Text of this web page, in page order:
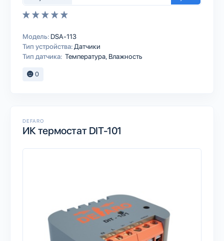
Модель: DSA-113
Тип устройства: Датчики
Тип датчика: Температура, Влажность
0
DEFARO
ИК термостат DIT-101